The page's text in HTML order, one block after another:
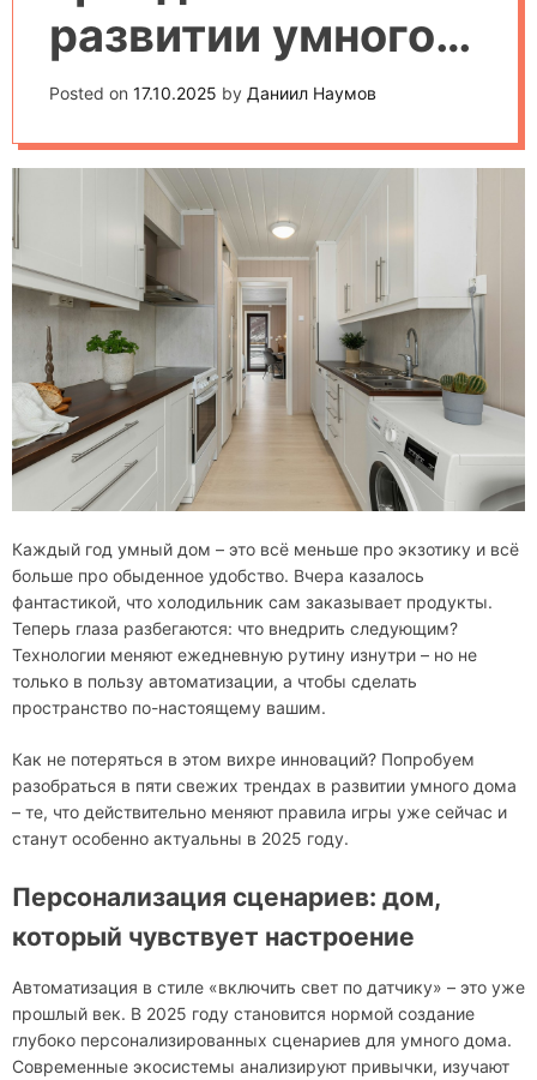
развитии умного
дома в 2025 году
Posted on 17.10.2025 by Даниил Наумов
Каждый год умный дом – это всё меньше про экзотику и всё
больше про обыденное удобство. Вчера казалось
фантастикой, что холодильник сам заказывает продукты.
Теперь глаза разбегаются: что внедрить следующим?
Технологии меняют ежедневную рутину изнутри – но не
только в пользу автоматизации, а чтобы сделать
пространство по-настоящему вашим.
Как не потеряться в этом вихре инноваций? Попробуем
разобраться в пяти свежих трендах в развитии умного дома
– те, что действительно меняют правила игры уже сейчас и
станут особенно актуальны в 2025 году.
Персонализация сценариев: дом,
который чувствует настроение
Автоматизация в стиле «включить свет по датчику» – это уже
прошлый век. В 2025 году становится нормой создание
глубоко персонализированных сценариев для умного дома.
Современные экосистемы анализируют привычки, изучают